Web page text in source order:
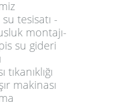
tesisatı -
montajı-
su gideri
makinası